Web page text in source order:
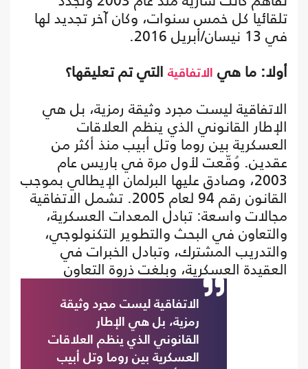
تلقائيا كل خمس سنوات، وكان آخر تجديد لها
في 13 نيسان/أبريل 2016.
أولا: ما هي
الاتفاقية التي تم تعليقها؟
الاتفاقية ليست مجرد وثيقة رمزية، بل هي
الإطار القانوني الذي ينظم العلاقات
العسكرية بين روما وتل أبيب منذ أكثر من
عقدين. وُقّعت لأول مرة في باريس عام
2003، وصادق عليها البرلمان الإيطالي بموجب
القانون رقم 94 لعام 2005. تشمل الاتفاقية
مجالات واسعة: تبادل المعدات العسكرية،
والتعاون في البحث والتطوير التكنولوجي،
والتدريب المشترك، وتبادل الخبرات في
العقيدة العسكرية، وبلغت
الاتفاقية ليست مجرد وثيقة
رمزية، بل هي الإطار
القانوني الذي ينظم العلاقات
العسكرية بين روما وتل أبيب
ذروة التعاون